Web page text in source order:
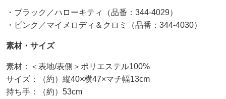
・ブラック／ハローキティ（品番：344-4029）
・ピンク／マイメロディ＆クロミ（品番：344-4030）
素材・サイズ
素材：＜表地/表側＞ポリエステル100%
サイズ：（約）縦40×横47×マチ幅13cm
持ち手：（約）53cm